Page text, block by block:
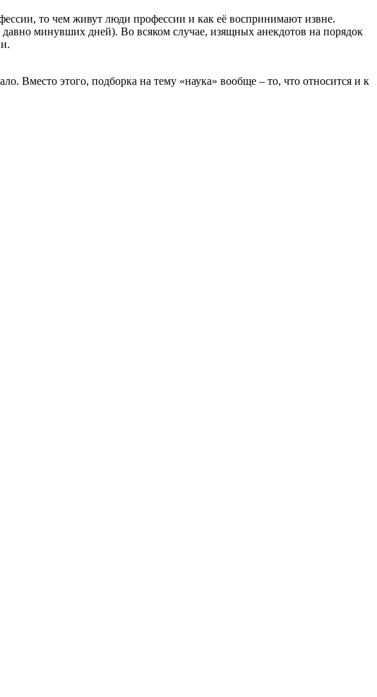
то чем живут люди профессии и как её воспринимают извне.
минувших дней). Во всяком случае, изящных анекдотов на порядок
Вместо этого, подборка на тему «наука» вообще – то, что относится и к